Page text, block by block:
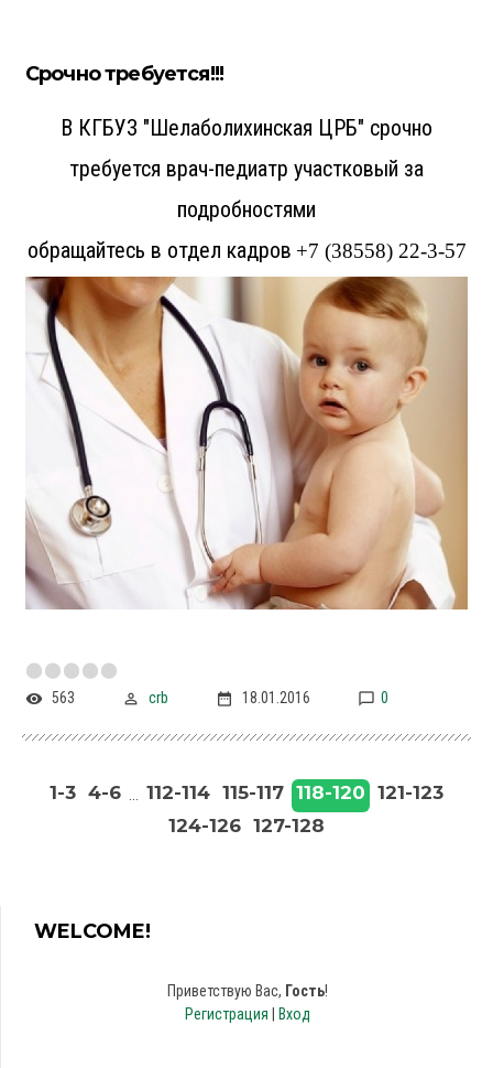
Срочно требуется!!!
В КГБУЗ "Шелаболихинская ЦРБ" срочно
требуется врач-педиатр участковый за
подробностями
обращайтесь в отдел кадров +7 (38558) 22-3-57
563 crb 18.01.2016 0
1-3 4-6 ... 112-114 115-117 118-120 121-123
124-126 127-128
WELCOME!
Приветствую Вас, Гость!
Регистрация
Вход